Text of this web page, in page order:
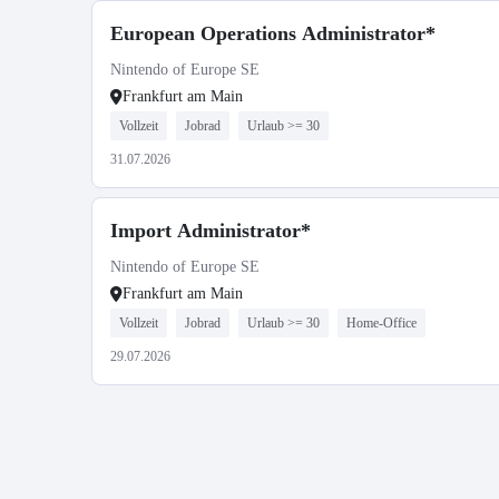
European Operations Administrator*
Nintendo of Europe SE
Frankfurt am Main
Vollzeit Jobrad Urlaub >= 30
31.07.2026
Import Administrator*
Nintendo of Europe SE
Frankfurt am Main
Vollzeit Jobrad Urlaub >= 30 Home-Office
29.07.2026